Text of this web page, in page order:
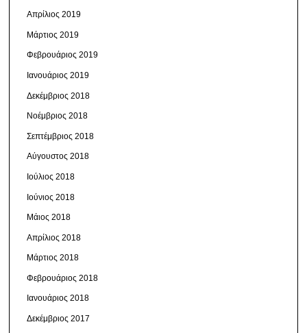
Απρίλιος 2019
Μάρτιος 2019
Φεβρουάριος 2019
Ιανουάριος 2019
Δεκέμβριος 2018
Νοέμβριος 2018
Σεπτέμβριος 2018
Αύγουστος 2018
Ιούλιος 2018
Ιούνιος 2018
Μάιος 2018
Απρίλιος 2018
Μάρτιος 2018
Φεβρουάριος 2018
Ιανουάριος 2018
Δεκέμβριος 2017